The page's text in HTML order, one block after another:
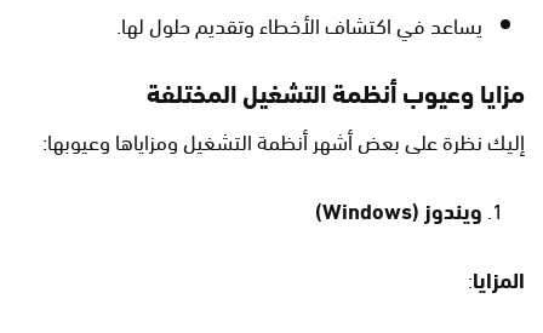
يساعد في اكتشاف الأخطاء وتقديم حلول لها.
مزايا وعيوب أنظمة التشغيل المختلفة
إليك نظرة على بعض أشهر أنظمة التشغيل ومزاياها وعيوبها:
ويندوز(Windows)
المزايا: